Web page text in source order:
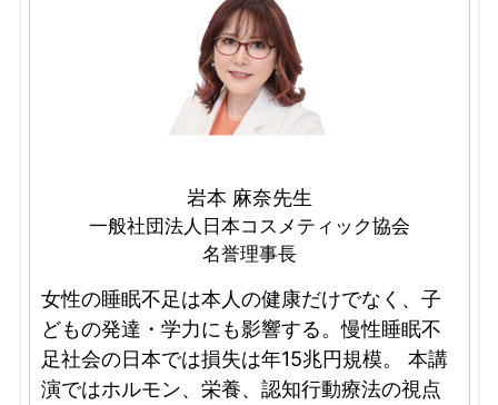
岩本 麻奈先生
一般社団法人日本コスメティック協会
名誉理事長
女性の睡眠不足は本人の健康だけでなく、子
どもの発達・学力にも影響する。慢性睡眠不
足社会の日本では損失は年15兆円規模。 本講
演ではホルモン、栄養、認知行動療法の視点